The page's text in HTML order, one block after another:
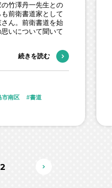
竹澤丹一先生との
前衛書道家として
ん。前衛書道を始
いについて聞いて
続きを読む
市南区
書道
2